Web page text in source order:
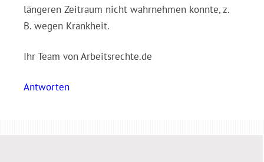
längeren Zeitraum nicht wahrnehmen konnte, z.
B. wegen Krankheit.
Ihr Team von Arbeitsrechte.de
Antworten